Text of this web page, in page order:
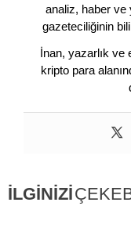
analiz, haber ve
gazeteciliğinin
İnan, yazarlık ve
kripto para
İLGİNİZİ